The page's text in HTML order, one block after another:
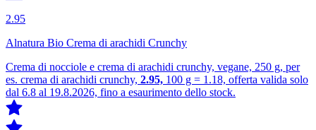
2.95
Alnatura Bio Crema di arachidi Crunchy
Crema di nocciole e crema di arachidi crunchy, vegane, 250 g, per
es. crema di arachidi crunchy, 2.95, 100 g = 1.18, offerta valida solo
dal 6.8 al 19.8.2026, fino a esaurimento dello stock.